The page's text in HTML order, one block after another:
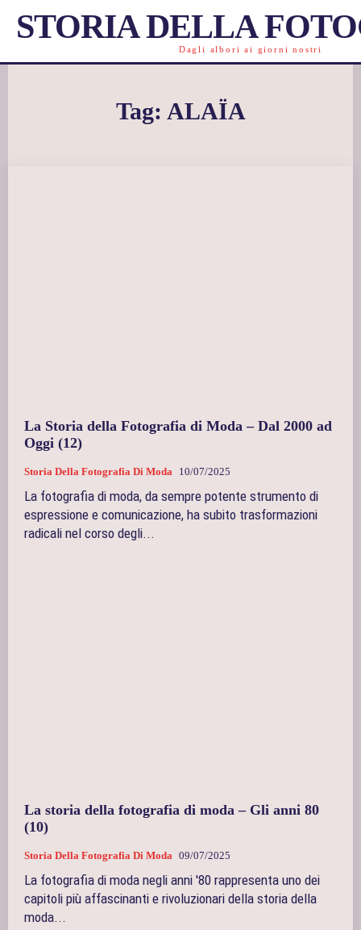
STORIA DELLA
Dagli albori ai giorni nostri
Tag: ALAÏA
La Storia della Fotografia di Moda – Dal 2000 ad
Oggi (12)
Storia Della Fotografia Di Moda 10/07/2025
La fotografia di moda, da sempre potente strumento di
espressione e comunicazione, ha subito trasformazioni
radicali nel corso degli...
La storia della fotografia di moda – Gli anni 80
(10)
Storia Della Fotografia Di Moda 09/07/2025
La fotografia di moda negli anni '80 rappresenta uno dei
capitoli più affascinanti e rivoluzionari della storia della
moda...